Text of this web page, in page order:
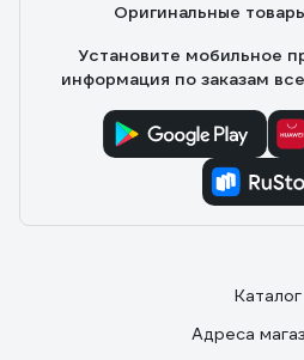
Оригинальные
Установите мобильное
информация по заказам
Каталог
Адреса